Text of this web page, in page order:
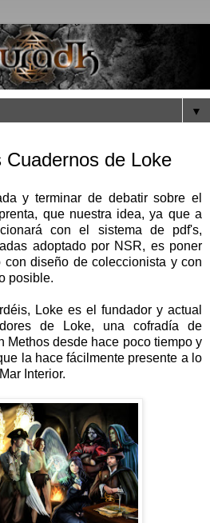
▼
Cuadernos de Loke
y terminar de debatir sobre el
que nuestra idea, ya que a
con el sistema de pdf's,
adoptado por NSR, es poner
con diseño de coleccionista y con
posible.
Loke es el fundador y actual
de Loke, una cofradía de
Methos desde hace poco tiempo y
la hace fácilmente presente a lo
Interior.